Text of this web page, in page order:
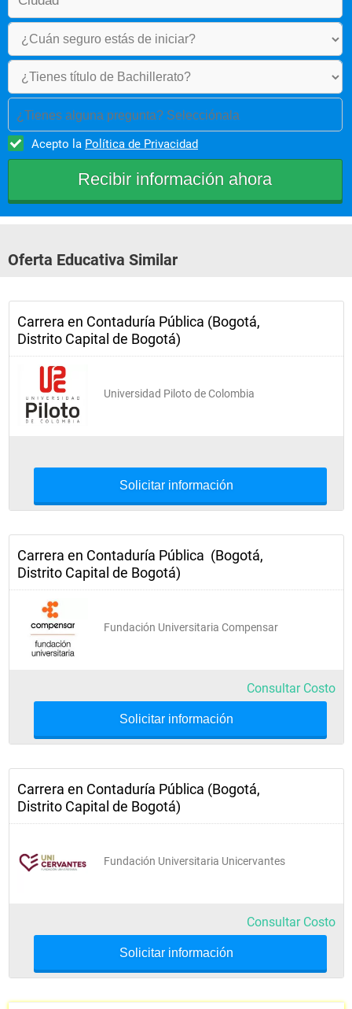
Análisis Financiero
Contabilidad Gubernamental
Administración Financiera
Auditoria y Aseguramiento de la
información I
Tributaria I
Auditoria y Aseguramiento de la
Costos II
Presupuesto
Revisoría Fiscal
Electiva CP
Básico Profesional General
Comunicación Escrita y Procesos
Comunicación Escrita y Procesos
¿Tienes alguna pregunta? Selecciónala
Acepto la Política de Privacidad
Oferta Educativa Similar
Carrera en Contaduría Pública (Bogotá,
Distrito Capital de Bogotá)
Universidad Piloto de Colombia
Solicitar información
Carrera en Contaduría Pública (Bogotá,
Distrito Capital de Bogotá)
Fundación Universitaria Compensar
Consultar Costo
Solicitar información
Carrera en Contaduría Pública (Bogotá,
Distrito Capital de Bogotá)
Fundación Universitaria Unicervantes
Consultar Costo
Solicitar información